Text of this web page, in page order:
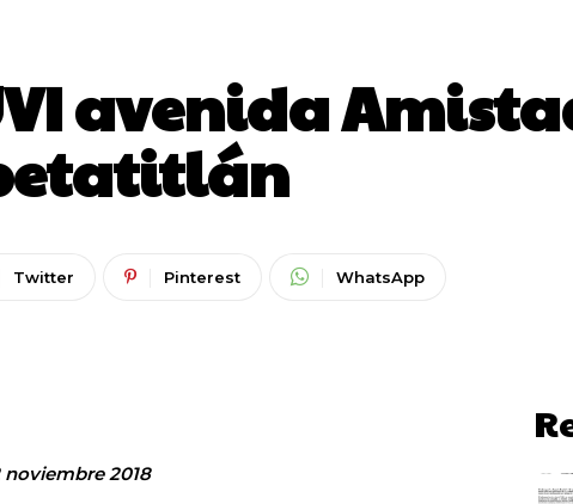
avenida
Twitter Pinterest WhatsApp
noviembre 2018